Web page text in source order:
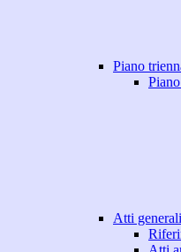
Piano
Atti generali